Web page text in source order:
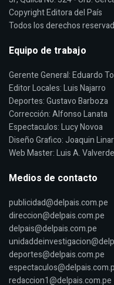
Copyright Editora del País
Todos los derechos
Equipo de trabajo
Gerente General: Eduardo
Editor Locales: Luis Najarro
Deportes: Gustavo Barboza
Corrección: Alfonso Lanata
Espectaculos: Lucy Novoa
Diseño Grafico: Joaquin
Web Master: Luis A.
Medios de contacto
publicidad@delpais.com.pe
direccion@delpais.com.pe
delpais@delpais.com.pe
deportes@delpais.com.pe
redaccion1@delpais.com.pe